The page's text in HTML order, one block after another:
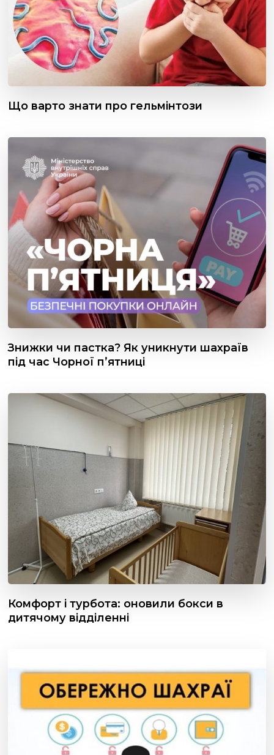
Що варто знати про гельмінтози
Знижки чи пастка? Як уникнути шахраїв
під час Чорної пʼятниці
Комфорт і турбота: оновили бокси в
дитячому відділенні